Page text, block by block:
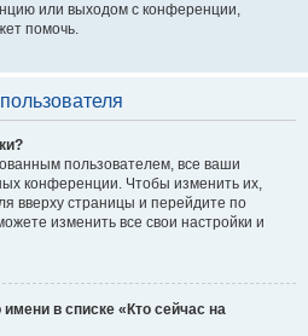
или выходом с конференции,
помочь.
пользователем, все ваши
конференции. Чтобы изменить их,
вверху страницы и перейдите по
изменить все свои настройки и
в списке «Кто сейчас на